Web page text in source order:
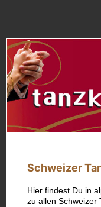
Schweizer
Hier findest Du in
zu allen Schweizer